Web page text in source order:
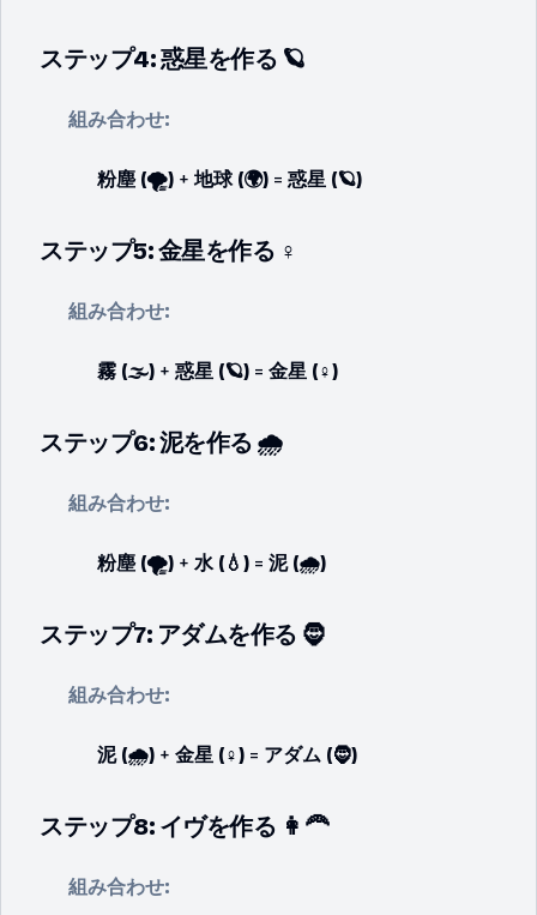
ステップ4: 惑星を作る 🪐
組み合わせ:
粉塵 (🌪️) + 地球 (🌍) = 惑星 (🪐)
ステップ5: 金星を作る ♀️
組み合わせ:
霧 (🌫️) + 惑星 (🪐) = 金星 (♀️)
ステップ6: 泥を作る 🌧️
組み合わせ:
粉塵 (🌪️) + 水 (💧) = 泥 (🌧️)
ステップ7: アダムを作る 🧔
組み合わせ:
泥 (🌧️) + 金星 (♀️) = アダム (🧔)
ステップ8: イヴを作る 👩‍🦰
組み合わせ: